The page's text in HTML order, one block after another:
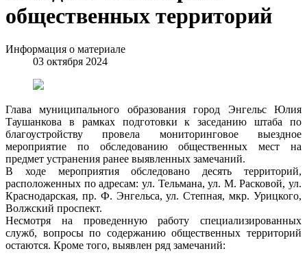
общественных территорий
Информация о материале
03 октября 2024
Глава муниципального образования город Энгельс Юлия
Таушанкова в рамках подготовки к заседанию штаба по
благоустройству провела мониторинговое выездное
мероприятие по обследованию общественных мест на
предмет устранения ранее выявленных замечаний.
В ходе мероприятия обследовано десять территорий,
расположенных по адресам: ул. Тельмана, ул. М. Расковой, ул.
Краснодарская, пр. Ф. Энгельса, ул. Степная, мкр. Урицкого,
Волжский проспект.
Несмотря на проведенную работу специализированных
служб, вопросы по содержанию общественных территорий
остаются. Кроме того, выявлен ряд замечаний: